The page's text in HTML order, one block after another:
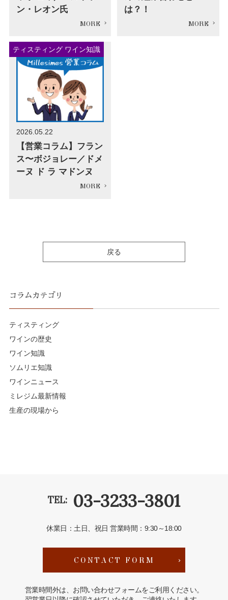
ン・レオン氏
は？！
ティスティング ワイン知識
2026.05.22
【営業コラム】フラン
ス〜ボジョレー／ドメ
ーヌ ド ラ マドンヌ
戻る
コラムカテゴリ
ティスティング
ワインの歴史
ワイン知識
ソムリエ知識
ワインニュース
ミレジム最新情報
生産の現場から
TEL: 03-3233-3801
休業日：土日、祝日営業時間：9:30～18:00
CONTACT FORM
営業時間外は、お問い合わせフォームをご利用ください。